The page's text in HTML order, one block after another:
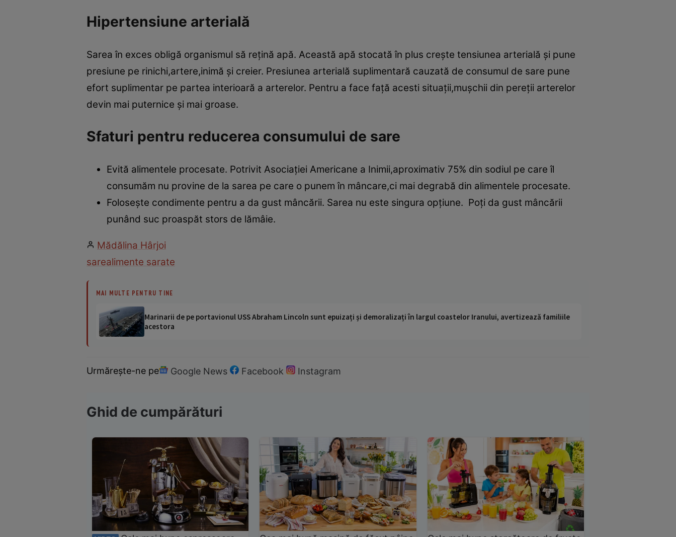
Hipertensiune arterială
Sarea în exces obligă organismul să reţină apă. Această apă stocată în plus creşte tensiunea arterială şi pune
presiune pe rinichi,artere,inimă şi creier. Presiunea arterială suplimentară cauzată de consumul de sare pune
efort suplimentar pe partea interioară a arterelor. Pentru a face faţă acesti situaţii,muşchii din pereţii arterelor
devin mai puternice şi mai groase.
Sfaturi pentru reducerea consumului de sare
Evită alimentele procesate. Potrivit Asociaţiei Americane a Inimii,aproximativ 75% din sodiul pe care îl
consumăm nu provine de la sarea pe care o punem în mâncare,ci mai degrabă din alimentele procesate.
Foloseşte condimente pentru a da gust mâncării. Sarea nu este singura opţiune. Poţi da gust mâncării
punând suc proaspăt stors de lămâie.
Mădălina Hârjoi
sarealimente sarate
MAI MULTE PENTRU TINE
Marinarii de pe portavionul USS Abraham Lincoln sunt epuizați și demoralizați în largul coastelor Iranului, avertizează familiile
acestora
Urmărește-ne pe Google News Facebook Instagram
Ghid de cumpărături